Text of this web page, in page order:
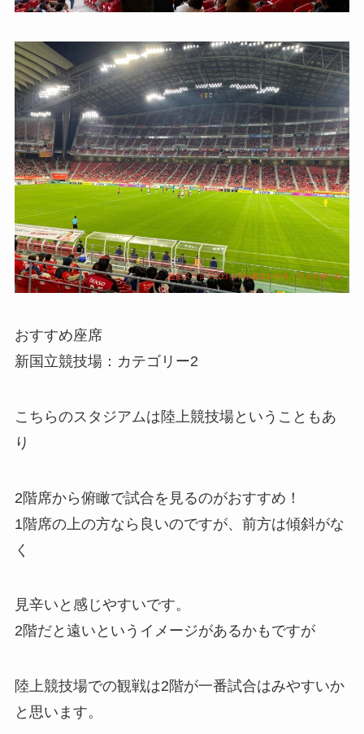
おすすめ座席
新国立競技場：カテゴリー2
こちらのスタジアムは陸上競技場ということもあ
り
2階席から俯瞰で試合を見るのがおすすめ！
1階席の上の方なら良いのですが、前方は傾斜がな
く
見辛いと感じやすいです。
2階だと遠いというイメージがあるかもですが
陸上競技場での観戦は2階が一番試合はみやすいか
と思います。